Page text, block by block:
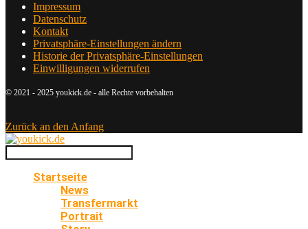
Impressum
Datenschutz
Kontakt
Privatsphäre-Einstellungen ändern
Historie der Privatsphäre-Einstellungen
Einwilligungen widerrufen
© 2021 - 2025 youkick.de - alle Rechte vorbehalten
Zurück an den Anfang
Startseite
News
Transfermarkt
Portrait